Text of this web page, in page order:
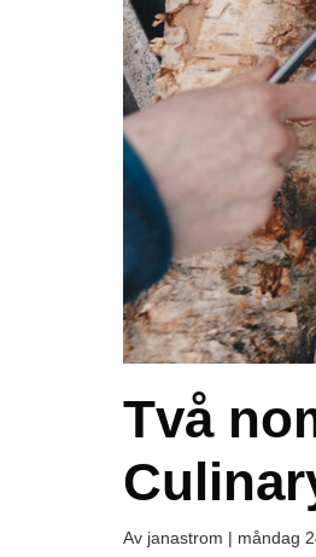
Två
Av janastrom | måndag